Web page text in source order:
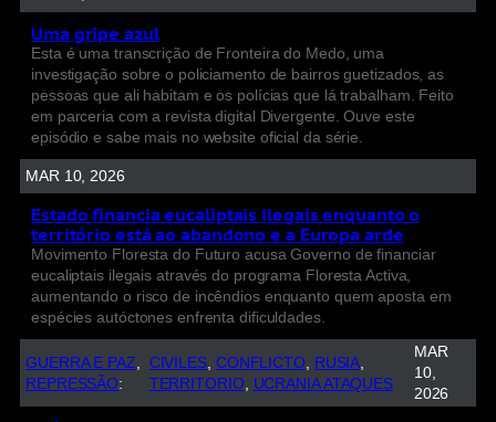
Uma gripe azul
Esta é uma transcrição de Fronteira do Medo, uma
investigação sobre o policiamento de bairros guetizados, as
pessoas que ali habitam e os polícias que lá trabalham. Feito
em parceria com a revista digital Divergente. Ouve este
episódio e sabe mais no website oficial da série.
MAR 10, 2026
Estado financia eucaliptais ilegais enquanto o
território está ao abandono e a Europa arde
Movimento Floresta do Futuro acusa Governo de financiar
eucaliptais ilegais através do programa Floresta Activa,
aumentando o risco de incêndios enquanto quem aposta em
espécies autóctones enfrenta dificuldades.
GUERRA E PAZ
REPRESSÃO:
CIVILES CONFLICTO, RUSIA
TERRITORIO, UCRANIA ATAQUES
MAR
10,
2026